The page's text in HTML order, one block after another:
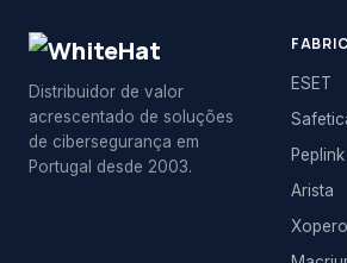
Distribuidor de valor
acrescentado de soluções
de cibersegurança em
Portugal desde 2003.
ESET
Peplink
Arista
Xopero